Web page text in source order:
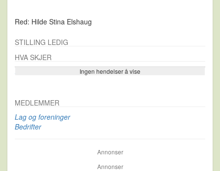
Red: Hilde Stina Elshaug
STILLING LEDIG
HVA SKJER
Ingen hendelser å vise
Se flere…
MEDLEMMER
Lag og foreninger
Bedrifter
Annonser
Annonser